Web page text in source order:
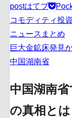
postはてブ
コモディティ投資
ニュースまとめ
巨大金鉱床発見
中国湖南省
中国湖南
の真相とは